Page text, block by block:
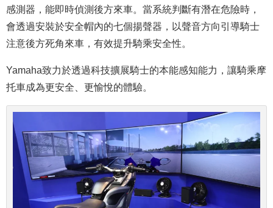
感測器，能即時偵測後方來車。當系統判斷有潛在危險時，
會透過安裝於安全帽內的七個揚聲器，以聲音方向引導騎士
注意後方死角來車，有效提升騎乘安全性。
Yamaha致力於透過科技擴展騎士的本能感知能力，讓騎乘摩
托車成為更安全、更愉悅的體驗。